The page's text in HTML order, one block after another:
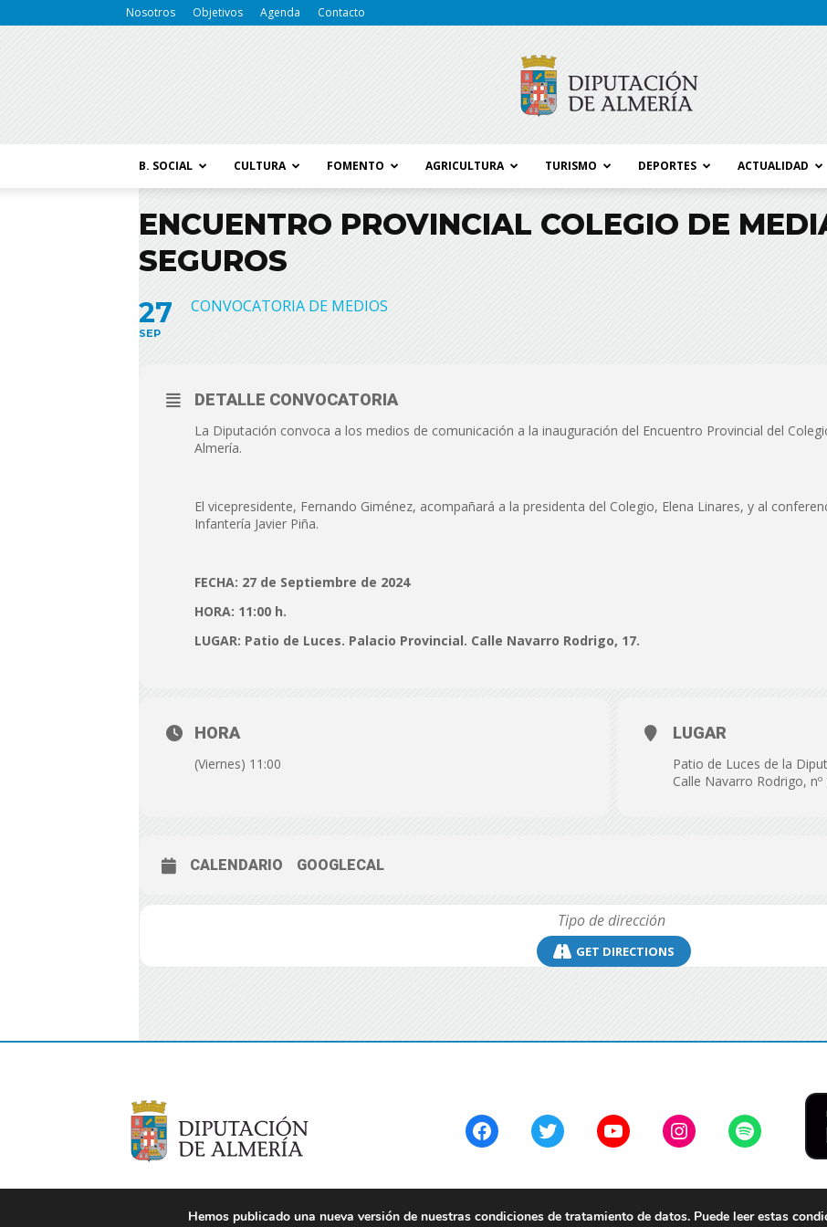
Nosotros Objetivos Agenda Contacto
B. SOCIAL CULTURA FOMENTO AGRICULTURA TURISMO DEPORTES ACTUALIDAD
ENCUENTRO PROVINCIAL COLEGIO DE
SEGUROS
27
SEP
CONVOCATORIA DE MEDIOS
DETALLE CONVOCATORIA
La Diputación convoca a los medios de comunicación a la inauguración del Encuentro Provincial del
Almería.
El vicepresidente, Fernando Giménez, acompañará a la presidenta del Colegio, Elena Linares, y al
Infantería Javier Piña.
FECHA: 27 de Septiembre de 2024
HORA: 11:00 h.
LUGAR: Patio de Luces. Palacio Provincial. Calle Navarro Rodrigo, 17.
HORA
(Viernes) 11:00
LUGAR
Patio de Luces de la
Calle Navarro Rodrigo, nº
CALENDARIO GOOGLECAL
GET DIRECTIONS
FacebookTwitterYouTubeInstagramSpotify
Hemos publicado una nueva versión de nuestras condiciones de tratamiento de datos. Puede leer estas